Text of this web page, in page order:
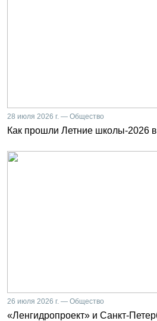
28 июля 2026 г. — Общество
Как прошли Летние школы-2026
26 июля 2026 г. — Общество
«Ленгидропроект» и Санкт-